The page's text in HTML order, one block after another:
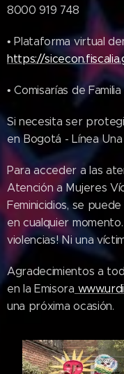
8000 919 748
• Plataforma virtual
https://
• Comisarías de
Si necesita ser
en Bogotá - Línea
Para acceder a las
Atención a Mujeres
Feminicidios, se
en cualquier
violencias! Ni una
Agradecimientos a
en la Emisora
una próxima ocasión.